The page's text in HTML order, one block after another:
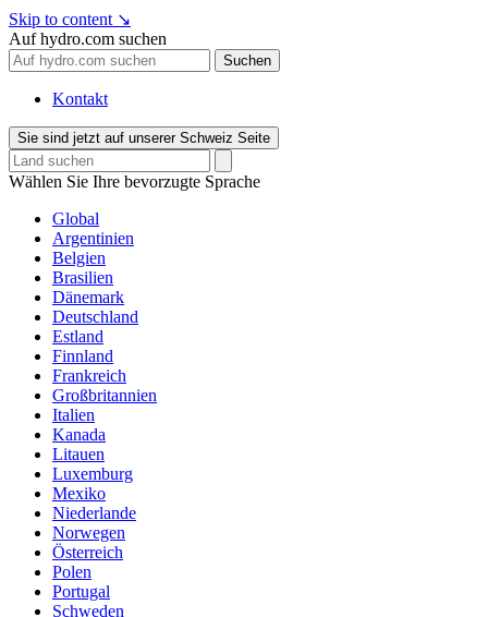
Skip to content ↘
Auf hydro.com suchen
Suchen
Kontakt
Sie sind jetzt auf unserer Schweiz Seite
Wählen Sie Ihre bevorzugte Sprache
Global
Argentinien
Belgien
Brasilien
Dänemark
Deutschland
Estland
Finnland
Frankreich
Großbritannien
Italien
Kanada
Litauen
Luxemburg
Mexiko
Niederlande
Norwegen
Österreich
Polen
Portugal
Schweden